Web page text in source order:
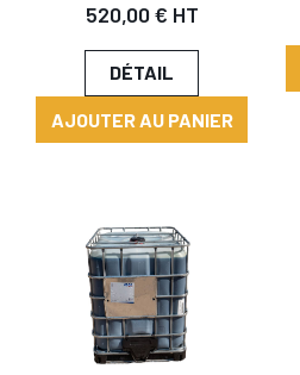
520,00 € HT
DÉTAIL
AJOUTER AU PANIER